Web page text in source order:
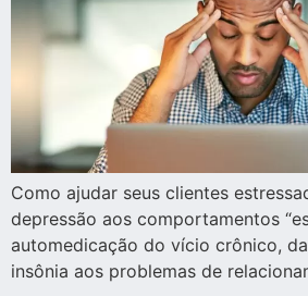
Como ajudar seus clientes
depressão aos comportamentos
automedicação do vício crônico,
insônia aos problemas de